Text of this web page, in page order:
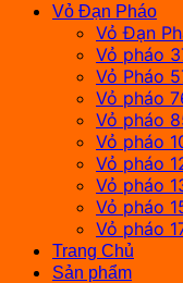
Vỏ Đạn Pháo
Vỏ Đạn
Vỏ pháo
Vỏ Pháo
Vỏ pháo
Vỏ pháo
Vỏ pháo
Vỏ pháo
Vỏ pháo
Vỏ pháo
Vỏ pháo
Trang Chủ
Sản phẩm